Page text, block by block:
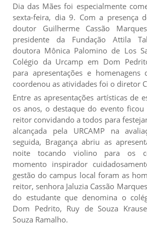
Dia das Mães foi especialmente
sexta-feira, dia 9. Com a presença
doutor Guilherme Cassão
presidente da Fundação Attila
doutora Mônica Palomino de Los
Colégio da Urcamp em Dom
para apresentações e homenagens
coordenou as atividades foi o diretor
Entre as apresentações artísticas de
os anos, o destaque do evento
reitor convidando a todos para
alcançada pela URCAMP na
seguida, Bragança abriu as
noite tocando violino para os
momento inspirador
gestão do campus local foram as
reitor, senhora Jaluzia Cassão
do estudante que denomina o
Dom Pedrito, Ruy de Souza
Souza Ramalho.